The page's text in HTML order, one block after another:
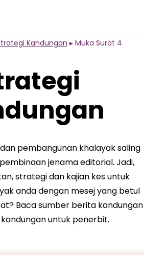
Kandungan ▸ Muka Surat 4
pembangunan khalayak saling
jenama editorial. Jadi,
strategi dan kajian kes untuk
anda dengan mesej yang betul
Baca sumber berita kandungan
untuk penerbit.